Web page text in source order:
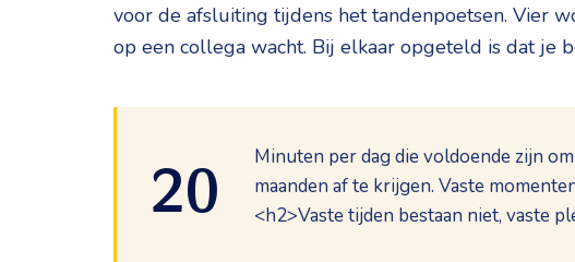
voor de afsluiting tijdens het tandenpoetsen. Vier
op een collega wacht. Bij elkaar opgeteld is dat je
20
Minuten per dag die voldoende zijn
maanden af te krijgen. Vaste
<h2>Vaste tijden bestaan niet, vaste